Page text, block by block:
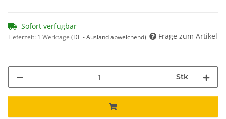
Sofort verfügbar
Lieferzeit: 1 Werktage (DE - Ausland abweichend) Frage zum Artikel
Stk